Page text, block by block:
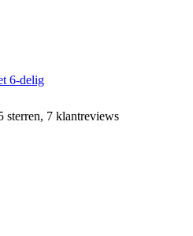
6-delig
sterren, 7 klantreviews